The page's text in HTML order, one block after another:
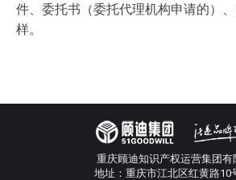
件、委托书（委托代理机构申请的）
样。
重庆顾迪知识产权运营集团有
地址：重庆市江北区红黄路10